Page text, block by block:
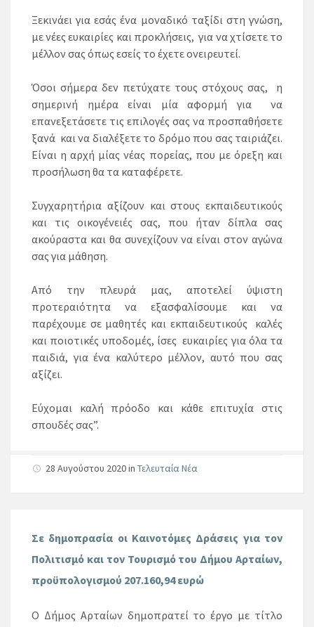
Ξεκινάει για εσάς ένα μοναδικό ταξίδι στη γνώση,
με νέες ευκαιρίες και προκλήσεις, για να χτίσετε το
μέλλον σας όπως εσείς το έχετε ονειρευτεί.
Όσοι σήμερα δεν πετύχατε τους στόχους σας, η
σημερινή ημέρα είναι μία αφορμή για να
επανεξετάσετε τις επιλογές σας να προσπαθήσετε
ξανά και να διαλέξετε το δρόμο που σας ταιριάζει.
Είναι η αρχή μίας νέας πορείας, που με όρεξη και
προσήλωση θα τα καταφέρετε.
Συγχαρητήρια αξίζουν και στους εκπαιδευτικούς
και τις οικογένειές σας, που ήταν δίπλα σας
ακούραστα και θα συνεχίζουν να είναι στον αγώνα
σας για μάθηση.
Από την πλευρά μας, αποτελεί ύψιστη
προτεραιότητα να εξασφαλίσουμε και να
παρέχουμε σε μαθητές και εκπαιδευτικούς καλές
και ποιοτικές υποδομές, ίσες ευκαιρίες για όλα τα
παιδιά, για ένα καλύτερο μέλλον, αυτό που σας
αξίζει.
Εύχομαι καλή πρόοδο και κάθε επιτυχία στις
σπουδές σας”.
28 Αυγούστου 2020in Τελευταία Νέα
Σε δημοπρασία οι Καινοτόμες Δράσεις για τον
Πολιτισμό και τον Τουρισμό του Δήμου Αρταίων,
προϋπολογισμού 207.160,94 ευρώ
Ο Δήμος Αρταίων δημοπρατεί το έργο με τίτλο